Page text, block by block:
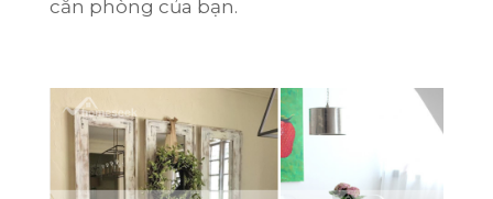
Bến Tre
Đắk Nông
Cà Mau
căn phòng của bạn.